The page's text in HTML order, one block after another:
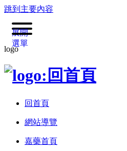
跳到主要內容
展開
選單
logo
回首頁
網站導覽
嘉藥首頁